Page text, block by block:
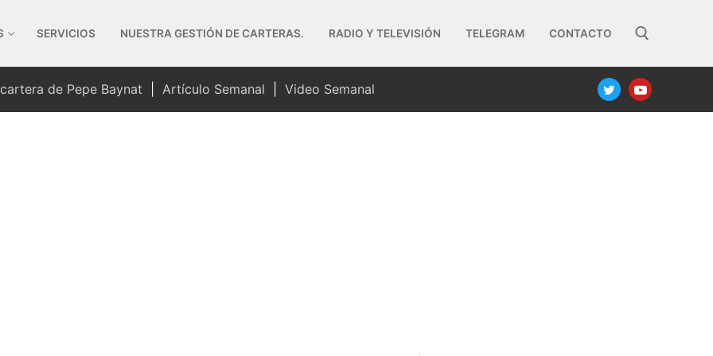
SERVICIOS NUESTRA GESTIÓN DE CARTERAS. RADIO Y TELEVISIÓN TELEGRAM CONTACTO
de Pepe Baynat Artículo Semanal Video Semanal